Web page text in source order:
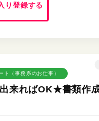
り登録する
ト（事務系のお仕事）
来ればOK★書類作